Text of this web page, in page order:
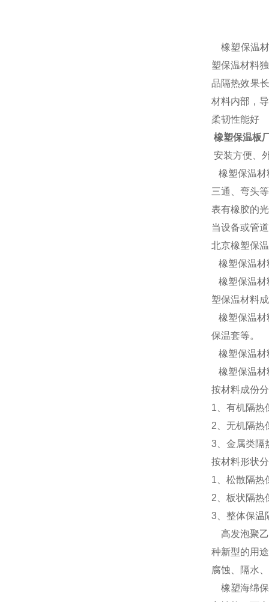
橡塑保温材
塑保温材料
品隔热效果
材料内部，
柔韧性能好
橡塑保温板
安装方便、
橡塑保温材
三通、弯头
表有橡胶的
当设备或管
北京橡塑保
橡塑保温材
橡塑保温材
塑保温材料
橡塑保温材
保温套等。
橡塑保温材
橡塑保温材
按材料成份
1、有机隔热
2、无机隔热
3、金属类隔
按材料形状
1、松散隔热
2、板状隔热
3、整体保温
高发泡聚乙
种新型的用
腐蚀、隔水
橡塑海绵保